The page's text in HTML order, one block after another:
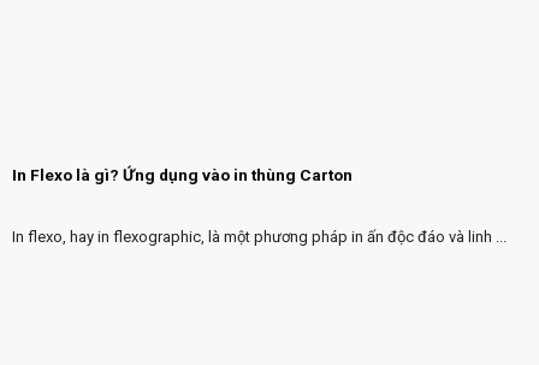
In Flexo là gì? Ứng dụng vào in thùng Carton
In flexo, hay in flexographic, là một phương pháp in ấn độc đáo và linh ...